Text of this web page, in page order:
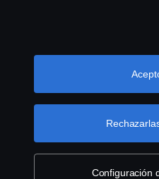
Configuración